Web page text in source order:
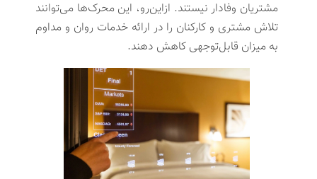
مشتریان وفادار نیستند. ازاین‌رو، این محرک‌ها می‌توانند
تلاش مشتری و کارکنان را در ارائه خدمات روان و مداوم
به میزان قابل‌توجهی کاهش دهند.